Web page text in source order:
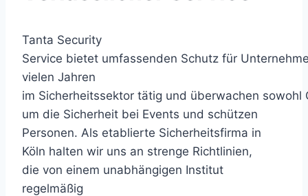
Tanta Security
Service bietet umfassenden Schutz für
vielen Jahren
im Sicherheitssektor tätig und überwachen
um die Sicherheit bei Events und schützen
Personen. Als etablierte Sicherheitsfirma in
Köln halten wir uns an strenge Richtlinien,
die von einem unabhängigen Institut
regelmäßig